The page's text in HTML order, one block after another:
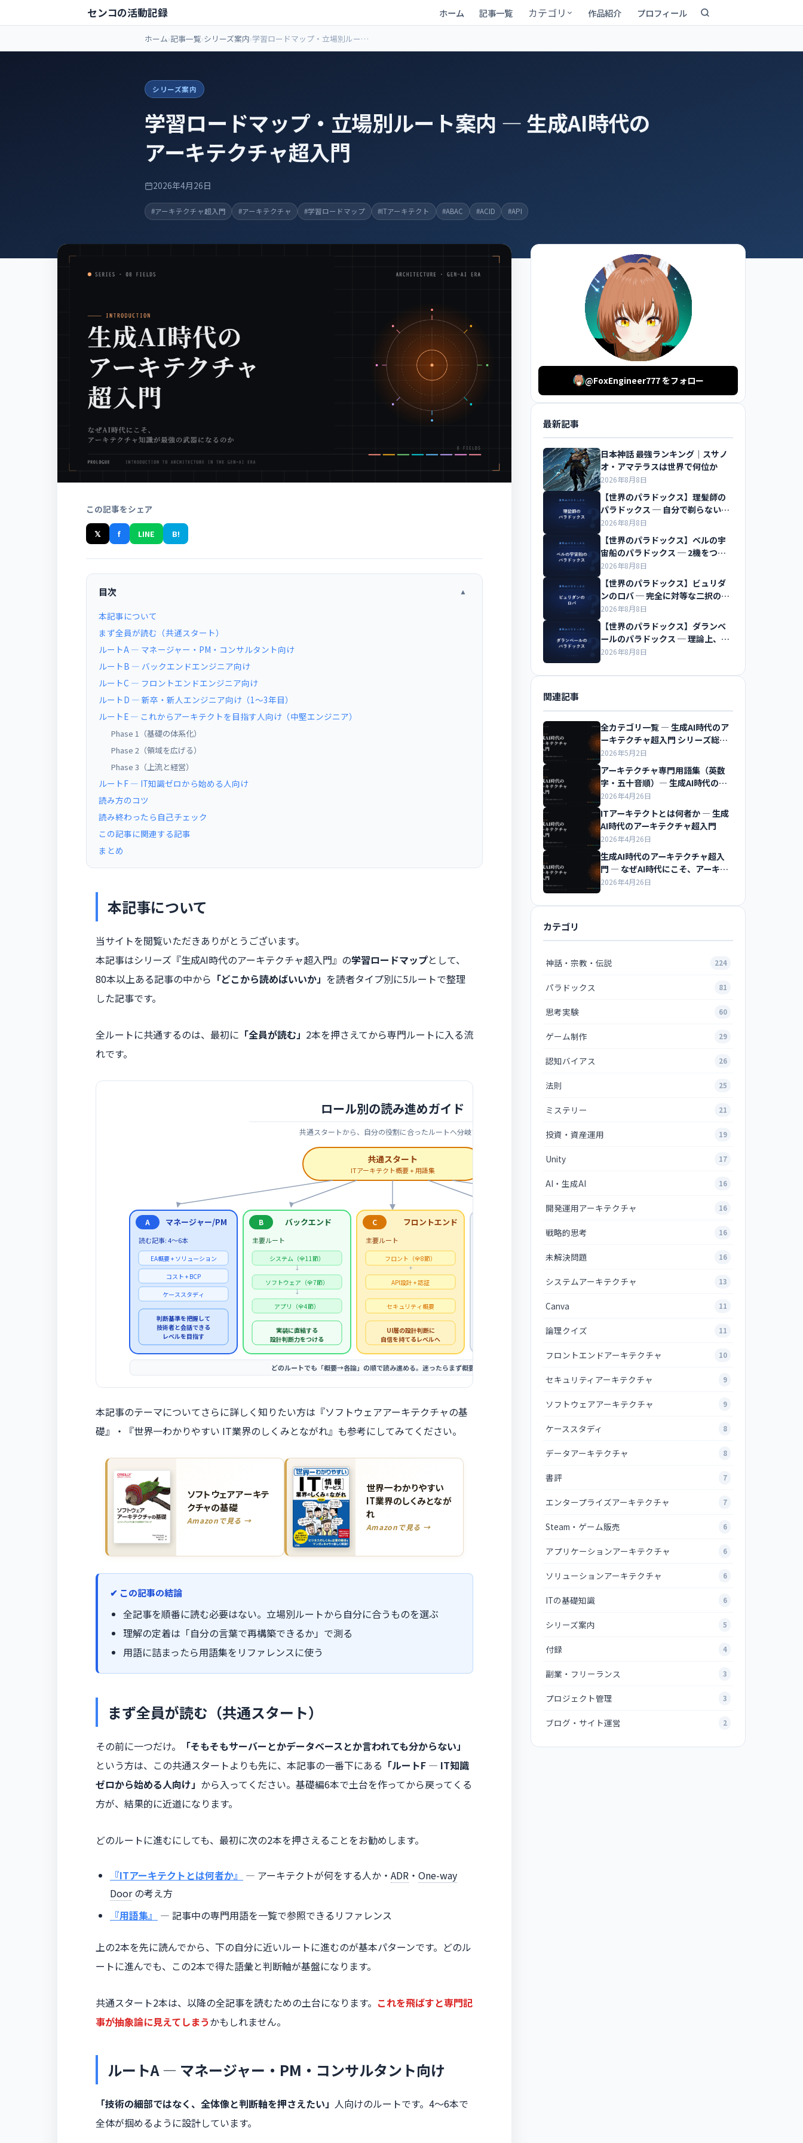
センコの活動記録 ホーム 記事一覧 カテゴリ 作品紹介 プロフィール
ホーム 記事一覧 シリーズ案内 学習ロードマップ・立場別ルート
案内 ― 生成AI時代のアーキテクチ
シリーズ案内
学習ロードマップ・立場別ルート案内 ― 生成AI時代の
アーキテクチャ超入門
2026年4月26日
#アーキテクチャ超入門 #アーキテクチャ #学習ロードマップ #ITアーキテクト #ABAC #ACID #API
この記事をシェア
𝕏 f LINE B!
目次 ▲
本記事について
まず全員が読む（共通スタート）
ルートA ― マネージャー・PM・コンサルタント向け
ルートB ― バックエンドエンジニア向け
ルートC ― フロントエンドエンジニア向け
ルートD ― 新卒・新人エンジニア向け（1〜3年目）
ルートE ― これからアーキテクトを目指す人向け（中堅エンジニア）
Phase 1（基礎の体系化）
Phase 2（領域を広げる）
Phase 3（上流と経営）
ルートF ― IT知識ゼロから始める人向け
読み方のコツ
読み終わったら自己チェック
この記事に関連する記事
まとめ
本記事について
当サイトを閲覧いただきありがとうございます。
本記事はシリーズ『生成AI時代のアーキテクチャ超入門』の学習ロードマップとして、
80本以上ある記事の中から 「どこから読めばいいか」 を読者タイプ別に5ルートで整理
した記事です。
全ルートに共通するのは、最初に 「全員が読む」 2本を押さえてから専門ルートに入る流
れです。
ロール別の読み進めガイド
共通スタートから、自分の役割に合ったルートへ分岐する
共通スタート
ITアーキテクト概要 + 用語集
A マネージャー/PM
読む記事: 4〜6本
EA概要 + ソリューション
コスト + BCP
ケーススタディ
判断基準を把握して
技術者と会話できる
レベルを目指す
B バックエンド
主要ルート
システム（全11節）
↓
ソフトウェア（全7節）
↓
アプリ（全4節）
実装に直結する
設計判断力をつける
C フロントエンド
主要ルート
フロント（全8節）
+
API設計 + 認証
セキュリティ概要
UI層の設計判断に
自信を持てるレベルへ
Phase2: 各論
↓
どのルートでも「概要→各論」の順で読み進める。迷ったらまず概要記事だけ読む
本記事のテーマについてさらに詳しく知りたい方は『ソフトウェアアーキテクチャの基
礎』・『世界一わかりやすい IT業界のしくみとながれ』も参考にしてみてください。
ソフトウェアアーキテ
クチャの基礎
Amazonで見る →
世界一わかりやすい
IT業界のしくみとなが
れ
Amazonで見る →
この記事の結論
全記事を順番に読む必要はない。立場別ルートから自分に合うものを選ぶ
理解の定着は「自分の言葉で再構築できるか」で測る
用語に詰まったら用語集をリファレンスに使う
まず全員が読む（共通スタート）
その前に一つだけ。
「そもそもサーバーとかデータベースとか言われても分からない」
という方は、この共通スタートよりも先に、本記事の一番下にある 「ルートF ― IT知識
ゼロから始める人向け」 から入ってください。基礎編6本で土台を作ってから戻ってくる
方が、結果的に近道になります。
どのルートに進むにしても、最初に次の2本を押さえることをお勧めします。
『ITアーキテクトとは何者か』 ― アーキテクトが何をする人か・ ADR ・ One-way
Doorの考え方
『用語集』
― 記事中の専門用語を一覧で参照できるリファレンス
上の2本を先に読んでから、下の自分に近いルートに進むのが基本パターンです。どのル
ートに進んでも、この2本で得た語彙と判断軸が基盤になります。
共通スタート2本は、以降の全記事を読むための土台になります。 これを飛ばすと専門記
事が抽象論に見えてしまうかもしれません。
ルートA ― マネージャー・PM・コンサルタント向け
「技術の細部ではなく、全体像と判断軸を押さえたい」 人向けのルートです。4〜6本で
全体が掴めるように設計しています。
@FoxEngineer777 をフォロー
最新記事
日本神話 最強ランキング｜スサノ
オ・アマテラスは世界で何位か
2026年8月8日
【世界のパラドックス】理髪師の
パラドックス ─ 自分で剃らない人
だけを剃る床屋
2026年8月8日
【世界のパラドックス】ベルの宇
宙船のパラドックス ─ 2機をつな
ぐ糸は切れるのか
2026年8月8日
【世界のパラドックス】ビュリダ
ンのロバ ─ 完全に対等な二択の前
で飢え死にする
2026年8月8日
【世界のパラドックス】ダランベ
ールのパラドックス ─ 理論上、水
の抵抗はゼロになる
2026年8月8日
関連記事
全カテゴリ一覧 ― 生成AI時代のア
ーキテクチャ超入門 シリーズ総合
案内
2026年5月2日
アーキテクチャ専門用語集（英数
字・五十音順）― 生成AI時代のア
ーキテクチャ超入門
2026年4月26日
ITアーキテクトとは何者か ― 生成
AI時代のアーキテクチャ超入門
2026年4月26日
生成AI時代のアーキテクチャ超入
門 ― なぜAI時代にこそ、アーキテ
クチャ知識が最強の武器になるの
2026年4月26日
カテゴリ
神話・宗教・伝説 224
パラドックス 81
思考実験 60
ゲーム制作 29
認知バイアス 26
法則 25
ミステリー 21
投資・資産運用 19
Unity 17
AI・生成AI 16
開発運用アーキテクチャ 16
戦略的思考 16
未解決問題 16
システムアーキテクチャ 13
Canva 11
論理クイズ 11
フロントエンドアーキテクチャ 10
セキュリティアーキテクチャ 9
ソフトウェアアーキテクチャ 9
ケーススタディ 8
データアーキテクチャ 8
書評 7
エンタープライズアーキテクチャ 7
Steam・ゲーム販売 6
アプリケーションアーキテクチャ 6
ソリューションアーキテクチャ 6
ITの基礎知識 6
シリーズ案内 5
付録 4
副業・フリーランス 3
プロジェクト管理 3
ブログ・サイト運営 2